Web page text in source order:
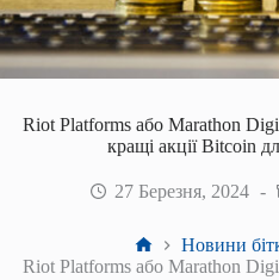
Riot Platforms або Marathon
кращі акції Bitcoin
27 Березня, 2024
Головна
Новини
Riot Platforms або Marathon